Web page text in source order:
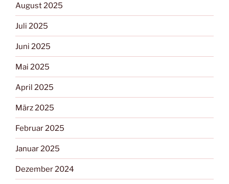
August 2025
Juli 2025
Juni 2025
Mai 2025
April 2025
März 2025
Februar 2025
Januar 2025
Dezember 2024